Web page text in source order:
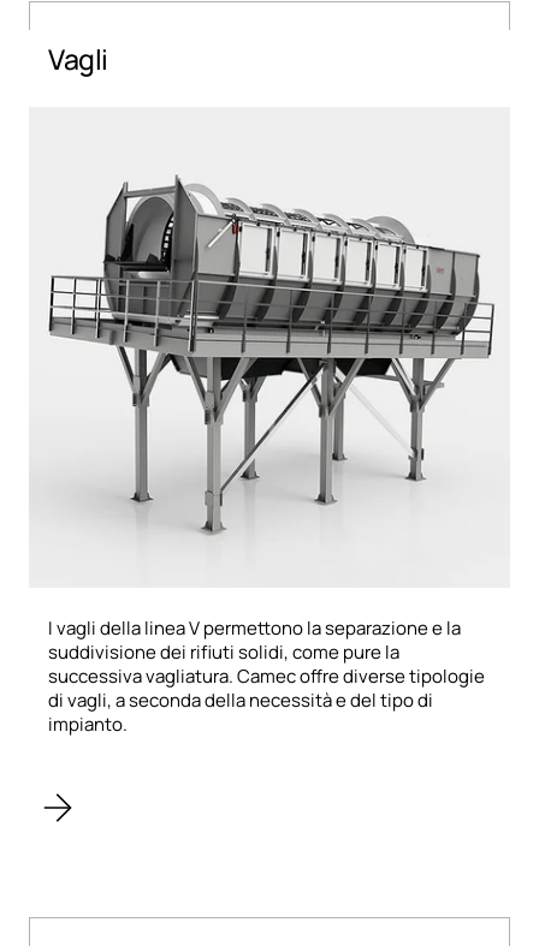
Vagli
I vagli della linea V permettono la separazione e la
suddivisione dei rifiuti solidi, come pure la
successiva vagliatura. Camec offre diverse tipologie
di vagli, a seconda della necessità e del tipo di
impianto.